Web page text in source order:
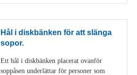
Hål i diskbänken för att slänga
sopor.
Ett hål i diskbänken placerat ovanför
soppåsen underlättar för personer som